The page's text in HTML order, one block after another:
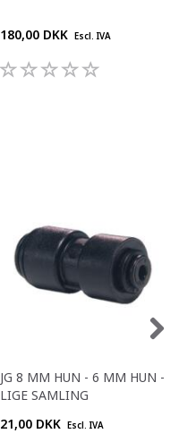
180,00 DKK Escl. IVA
JG 8 MM HUN - 6 MM HUN -
LIGE SAMLING
21,00 DKK Escl. IVA